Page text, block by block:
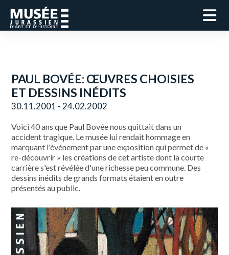
PAUL BOVÉE: ŒUVRES CHOISIES
ET DESSINS INÉDITS
30.11.2001 - 24.02.2002
Voici 40 ans que Paul Bovée nous quittait dans un
accident tragique. Le musée lui rendait hommage en
marquant l'événement par une exposition qui permet de «
re-découvrir » les créations de cet artiste dont la courte
carrière s'est révélée d'une richesse peu commune. Des
dessins inédits de grands formats étaient en outre
présentés au public.